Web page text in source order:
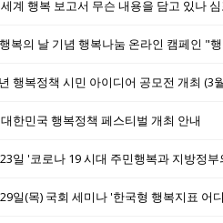
계 행복 보고서 무슨 내용을 담고 있나
복의 날 기념 행복나눔 온라인 캠페인 "
행복정책 시민 아이디어 공모전 개최 (3
한민국 행복정책 페스티벌 개최 안내
일 '코로나 19 시대 주민행복과 지방정
일(목) 국회 세미나 '한국형 행복지표 어